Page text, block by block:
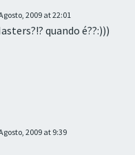
2009 at 22:01
quando é??:)))
2009 at 9:39